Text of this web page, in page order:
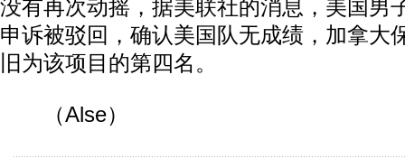
没有再次动摇，据美联社的消息，美国男
申诉被驳回，确认美国队无成绩，加拿大
旧为该项目的第四名。
（Alse）